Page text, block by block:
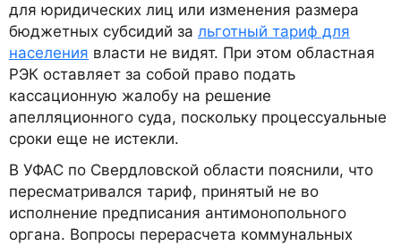
для юридических лиц или изменения размера
бюджетных субсидий за льготный тариф для
населения власти не видят. При этом областная
РЭК оставляет за собой право подать
кассационную жалобу на решение
апелляционного суда, поскольку процессуальные
сроки еще не истекли.
В УФАС по Свердловской области пояснили, что
пересматривался тариф, принятый не во
исполнение предписания антимонопольного
органа. Вопросы перерасчета коммунальных